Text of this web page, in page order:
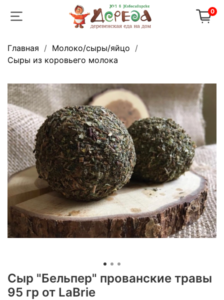
0
Главная
Молоко/сыры/яйцо
Сыры из коровьего молока
Сыр "Бельпер" прованские травы
95 гр от LaBrie